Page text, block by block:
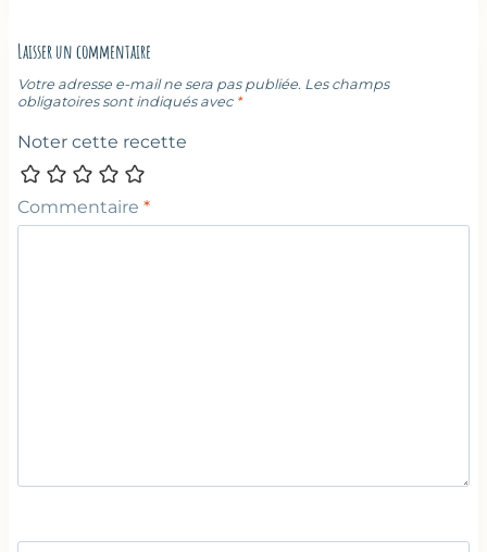
Laisser un commentaire
Votre adresse e-mail ne sera pas publiée. Les champs
obligatoires sont indiqués avec *
Noter cette recette
Commentaire *